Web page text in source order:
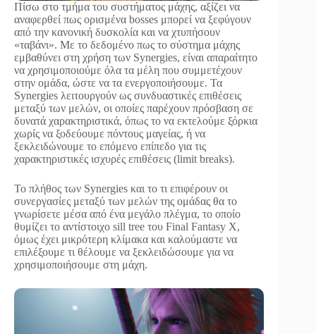
Πίσω στο τμήμα του συστήματος μάχης, αξίζει να
αναφερθεί πως ορισμένα bosses μπορεί να ξεφύγουν
από την κανονική δυσκολία και να χτυπήσουν
«ταβάνι». Με το δεδομένο πως το σύστημα μάχης
εμβαθύνει στη χρήση των Synergies, είναι απαραίτητο
να χρησιμοποιούμε όλα τα μέλη που συμμετέχουν
στην ομάδα, ώστε να τα ενεργοποιήσουμε. Τα
Synergies λειτουργούν ως συνδυαστικές επιθέσεις
μεταξύ των μελών, οι οποίες παρέχουν πρόσβαση σε
δυνατά χαρακτηριστικά, όπως το να εκτελούμε ξόρκια
χωρίς να ξοδεύουμε πόντους μαγείας, ή να
ξεκλειδώνουμε το επόμενο επίπεδο για τις
χαρακτηριστικές ισχυρές επιθέσεις (limit breaks).
Το πλήθος των Synergies και το τι επιφέρουν οι
συνεργασίες μεταξύ των μελών της ομάδας θα το
γνωρίσετε μέσα από ένα μεγάλο πλέγμα, το οποίο
θυμίζει το αντίστοιχο sill tree του Final Fantasy X,
όμως έχει μικρότερη κλίμακα και καλούμαστε να
επιλέξουμε τι θέλουμε να ξεκλειδώσουμε για να
χρησιμοποιήσουμε στη μάχη.